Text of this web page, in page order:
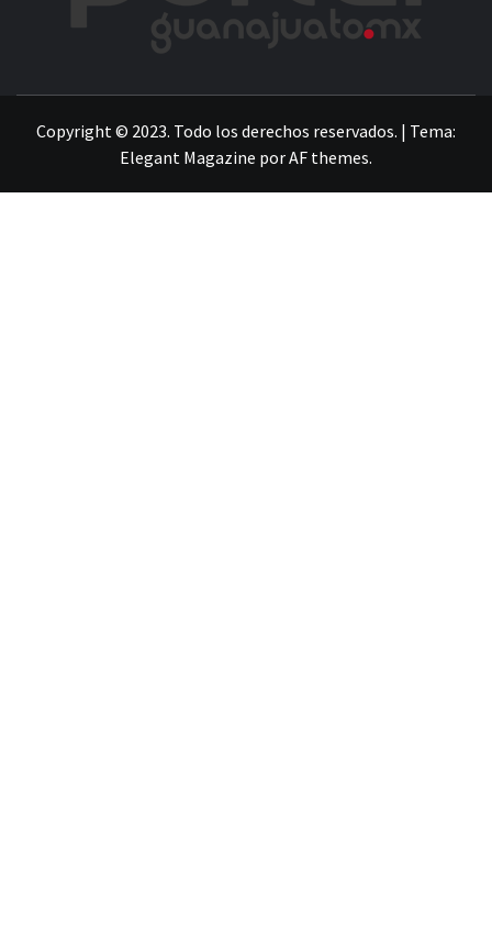
Copyright © 2023. Todo los derechos reservados. | Tema:
Elegant Magazine porAF themes.